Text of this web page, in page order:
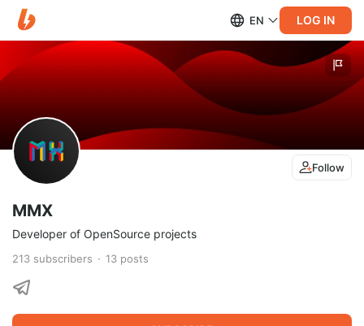
EN LOG IN
Follow
MMX
Developer of OpenSource projects
213 subscribers 13 posts